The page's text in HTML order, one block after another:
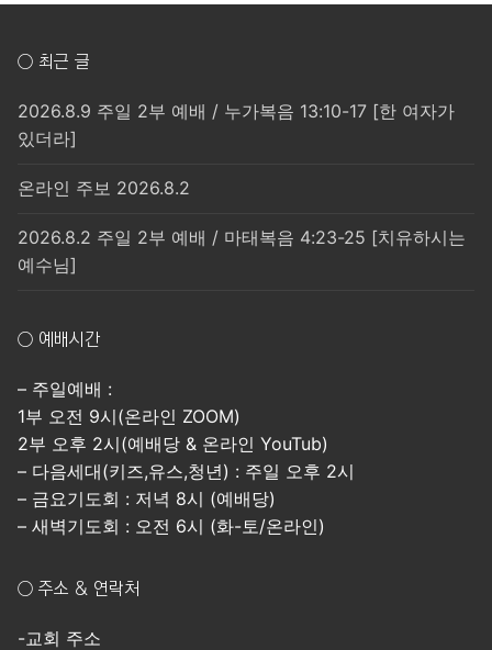
○ 최근 글
2026.8.9 주일 2부 예배 / 누가복음 13:10-17 [한 여자가
있더라]
온라인 주보 2026.8.2
2026.8.2 주일 2부 예배 / 마태복음 4:23-25 [치유하시는
예수님]
○ 예배시간
– 주일예배 :
1부 오전 9시(온라인 ZOOM)
2부 오후 2시(예배당 & 온라인 YouTub)
– 다음세대(키즈,유스,청년) : 주일 오후 2시
– 금요기도회 : 저녁 8시 (예배당)
– 새벽기도회 : 오전 6시 (화-토/온라인)
○ 주소 & 연락처
-교회 주소